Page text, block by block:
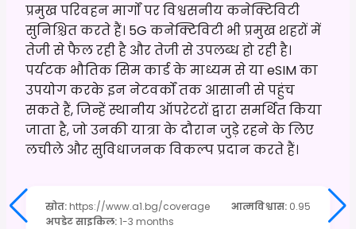
प्रमुख परिवहन मार्गों पर विश्वसनीय कनेक्टिविटी
सुनिश्चित करते हैं। 5G कनेक्टिविटी भी प्रमुख शहरों में
तेजी से फैल रही है और तेजी से उपलब्ध हो रही है।
पर्यटक भौतिक सिम कार्ड के माध्यम से या eSIM का
उपयोग करके इन नेटवर्कों तक आसानी से पहुंच
सकते हैं, जिन्हें स्थानीय ऑपरेटरों द्वारा समर्थित किया
जाता है, जो उनकी यात्रा के दौरान जुड़े रहने के लिए
लचीले और सुविधाजनक विकल्प प्रदान करते हैं।
स्रोत: https://www.a1.bg/coverage आत्मविश्वास: 0.95
अपडेट साइकिल:1-3 months